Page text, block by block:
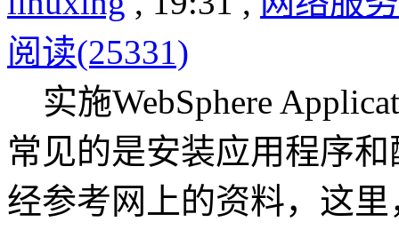
阅读(25331)
实施WebSphere
常见的是安装应用程序
经参考网上的资料，这